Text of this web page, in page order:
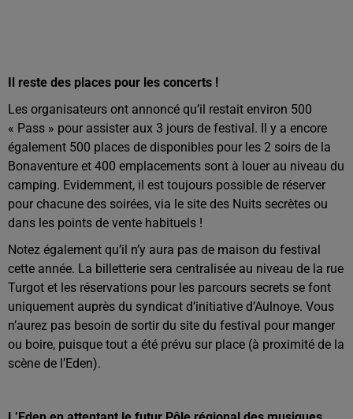
Il reste des places pour les concerts !
Les organisateurs ont annoncé qu’il restait environ 500
« Pass » pour assister aux 3 jours de festival. Il y a encore
également 500 places de disponibles pour les 2 soirs de la
Bonaventure et 400 emplacements sont à louer au niveau du
camping. Evidemment, il est toujours possible de réserver
pour chacune des soirées, via le site des Nuits secrètes ou
dans les points de vente habituels !
Notez également qu’il n’y aura pas de maison du festival
cette année. La billetterie sera centralisée au niveau de la rue
Turgot et les réservations pour les parcours secrets se font
uniquement auprès du syndicat d’initiative d’Aulnoye. Vous
n’aurez pas besoin de sortir du site du festival pour manger
ou boire, puisque tout a été prévu sur place (à proximité de la
scène de l’Eden).